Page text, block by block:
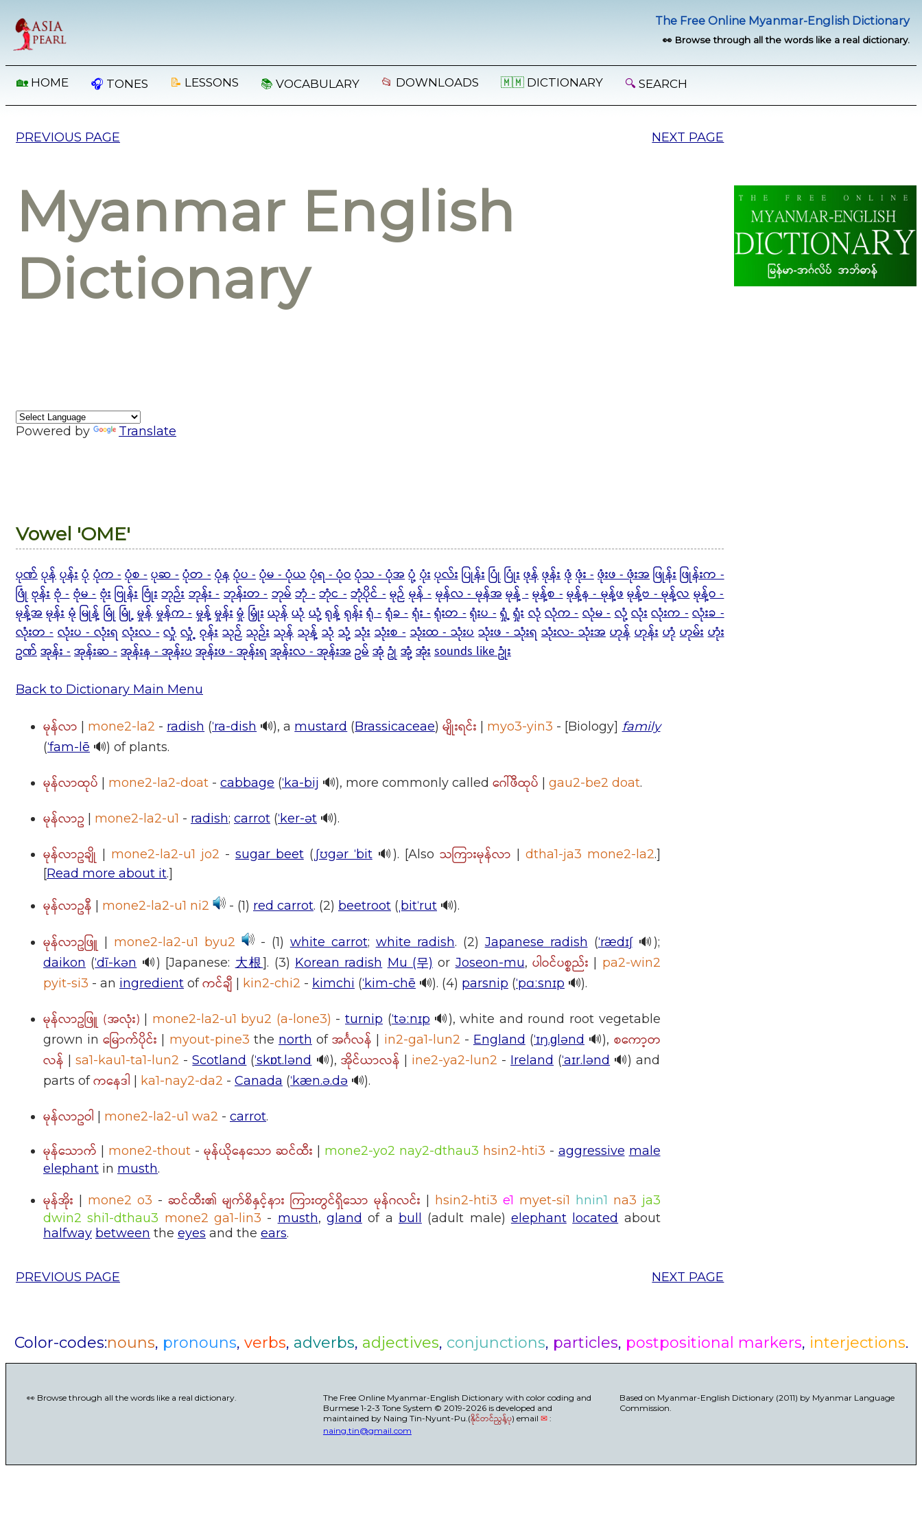
The Free Online Myanmar-English Dictionary
👀 Browse through all the words like a real dictionary.
🏡 HOME 🎧 TONES 📝 LESSONS 📚 VOCABULARY 📂 DOWNLOADS 🇲🇲 DICTIONARY 🔍 SEARCH
PREVIOUS PAGE NEXT PAGE
Myanmar English
Dictionary
Powered by Translate
Vowel 'OME'
ပုဏ်ပုန်ပုန်းပုံပုံက -ပုံစ -ပုဆ -ပုံတ -ပုံနပုံပ -ပုံမ - ပုံယပုံရ - ပုံဝပုံသ - ပုံအပုံ့ ပုံးပုလ်းပြုန်းပြုံပြုံးဖုန်ဖုန်းဖုံဖုံး -ဖုံးဖ - ဖုံးအဖြုန်းဖြုန်းက -
ဖြုံဗုန်းဗုံ -ဗုံမ -ဗုံးဗြုန်း ဗြုံးဘုဉ်းဘုန်း -ဘုန်းတ -ဘုမ်ဘုံ -ဘုံင -ဘုံပိုင် -မုဉ်မုန် -မုန်လ - မုန်အမုန့် -မုန့်စ -မုန့်န - မုန့်ဖမုန့်ဗ - မုန့်လမုန့်ဝ -
မုန့်အမုန်းမုံမြုန့် မြုံမြုံ့ မှုန်မှုန်က -မှုန့် မှုန်းမှုံ မြှုံးယုန်ယုံယုံ့ ရုန့် ရုန်းရုံ -ရုံခ -ရုံး -ရုံးတ -ရုံးပ -ရှုံ့ ရှုံးလုံလုံက -လုံမ -လုံ့ လုံးလုံးက -လုံးခ -
လုံးတ - လုံးပ - လုံးရ လုံးလ - လှုံ လှုံ့ ဝုန်း သုဉ် သုဉ်း သုန် သုန့် သုံ သုံ့ သုံး သုံးစ - သုံးထ - သုံးပ သုံးဖ - သုံးရ သုံးလ- သုံးအ ဟုန် ဟုန်း ဟုံ ဟုမ်း ဟုံး
ဥဏ်အုန်း -အုန်းဆ -အုန်းန - အုန်းပအုန်းဖ - အုန်းရ အုန်းလ - အုန်းအဥမ်အုံဥုံအုံ့ အုံးsounds like ဥုံး
Back to Dictionary Main Menu
မုန်လာ | mone2-la2 - radish (ˈra-dish 🔊), a mustard (Brassicaceae)မျိုးရင်း | myo3-yin3 - [Biology] family
(ˈfam-lē 🔊) of plants.
မုန်လာထုပ် | mone2-la2-doat - cabbage (ˈka-bij 🔊), more commonly called ဂေါ်ဖီထုပ် | gau2-be2 doat.
မုန်လာဥ | mone2-la2-u1 - radish; carrot (ˈker-ət 🔊).
မုန်လာဥချို | mone2-la2-u1 jo2 - sugar beet( ˌʃʊgər ˈbit🔊). [Also သကြားမုန်လာ | dtha1-ja3 mone2-la2.]
[Read more about it.]
မုန်လာဥနီ | mone2-la2-u1 ni2 - (1) red carrot. (2) beetroot ( ˌbitˈrut 🔊).
မုန်လာဥဖြူ | mone2-la2-u1 byu2 - (1) white carrot; white radish. (2) Japanese radish (ˈrædɪʃ🔊);
daikon (ˈdī-kən 🔊) [Japanese: 大根]. (3) Korean radish Mu (무) or Joseon-mu, ပါဝင်ပစ္စည်း | pa2-win2
pyit-si3 - an ingredient ofကင်ချီ | kin2-chi2 - kimchi (ˈkim-chē 🔊). (4) parsnip (ˈpɑːsnɪp 🔊).
မုန်လာဥဖြူ (အလုံး) | mone2-la2-u1 byu2 (a-lone3) - turnip (ˈtəːnɪp 🔊), white and round root vegetable
grown inမြောက်ပိုင်း | myout-pine3 the north ofအင်္ဂလန် | in2-ga1-lun2 - England (ˈɪŋ.ɡlənd 🔊), စကော့တ
လန် |sa1-kau1-ta1-lun2 -Scotland (ˈskɒt.lənd 🔊), အိုင်ယာလန် | ine2-ya2-lun2 - Ireland (ˈaɪr.lənd 🔊) and
parts ofကနေဒါ | ka1-nay2-da2 - Canada (ˈkæn.ə.də 🔊).
မုန်လာဥဝါ | mone2-la2-u1 wa2 - carrot.
မုန်သောက် | mone2-thout- မုန်ယိုနေသော ဆင်ထီး | mone2-yo2 nay2-dthau3 hsin2-hti3 - aggressive male
elephant in musth.
မုန်အိုး | mone2 o3 - ဆင်ထီး၏ မျက်စိနှင့်နား ကြားတွင်ရှိသော မုန်ဂလင်း | hsin2-hti3 e1 myet-si1 hnin1 na3 ja3
dwin2 shi1-dthau3 mone2 ga1-lin3 - musth, gland of a bull (adult male) elephant located about
halfway between the eyes and the ears.
PREVIOUS PAGE NEXT PAGE
Color-codes:nouns, pronouns, verbs, adverbs, adjectives, conjunctions, particles, postpositional markers, interjections.
👀 Browse through all the words like a real dictionary.
The Free Online Myanmar-English Dictionary with color coding and
Burmese 1-2-3 Tone System © 2019-2026 is developed and
maintained by Naing Tin-Nyunt-Pu.(နိုင်တင်ညွန့်ပု) email ✉:
naing.tin@gmail.com
Based on Myanmar-English Dictionary (2011) by Myanmar Language
Commission.